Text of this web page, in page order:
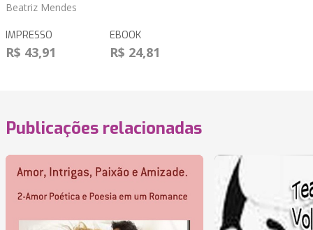
Beatriz Mendes
IMPRESSO
R$ 43,91
EBOOK
R$ 24,81
Publicações relacionadas